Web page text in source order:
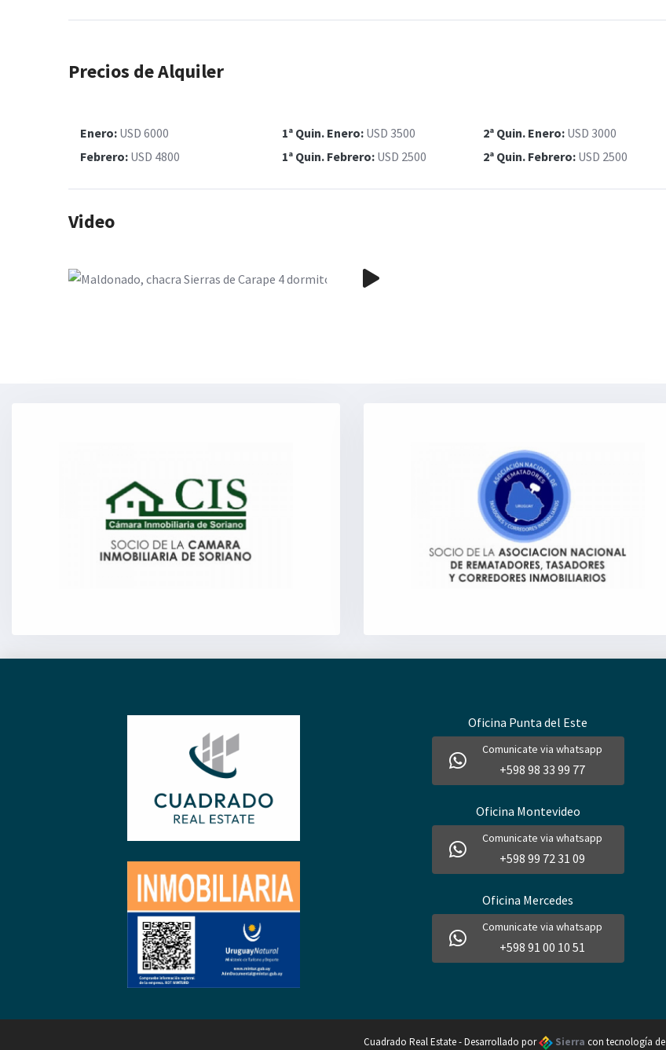
Precios de Alquiler
Enero: USD 6000 1ª Quin. Enero: USD 3500 2ª Quin. Enero: USD 3000
Febrero: USD 4800 1ª Quin. Febrero: USD 2500 2ª Quin. Febrero: USD 2500
Video
Oficina Punta del Este
Comunicate via whatsapp
+598 98 33 99 77
Oficina Montevideo
Comunicate via whatsapp
+598 99 72 31 09
Oficina Mercedes
Comunicate via whatsapp
+598 91 00 10 51
Cuadrado Real Estate - Desarrollado por Sierra con tecnología de